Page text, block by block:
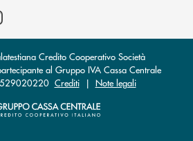
Credito Cooperativo Società
al Gruppo IVA Cassa Centrale
Crediti| Note legali